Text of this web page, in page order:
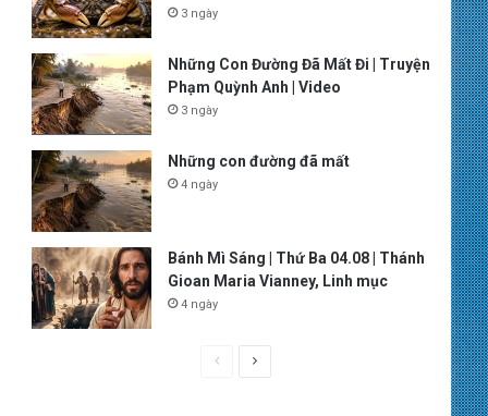
3 ngày
Những Con Đường Đã Mất Đi | Truyện
Phạm Quỳnh Anh | Video
3 ngày
Những con đường đã mất
4 ngày
Bánh Mì Sáng | Thứ Ba 04.08 | Thánh
Gioan Maria Vianney, Linh mục
4 ngày